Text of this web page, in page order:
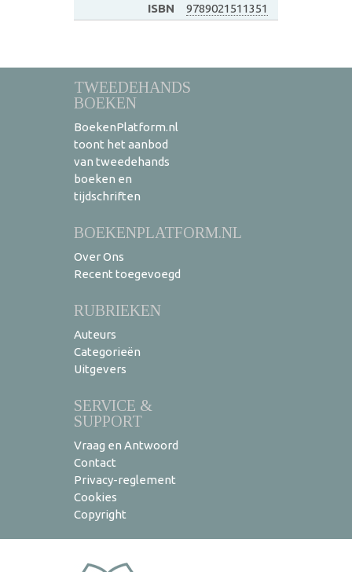
ISBN
9789021511351
TWEEDEHANDS
BOEKEN
BoekenPlatform.nl
toont het aanbod
van tweedehands
boeken en
tijdschriften
BOEKENPLATFORM.NL
Over Ons
Recent toegevoegd
RUBRIEKEN
Auteurs
Categorieën
Uitgevers
SERVICE &
SUPPORT
Vraag en Antwoord
Contact
Privacy-reglement
Cookies
Copyright